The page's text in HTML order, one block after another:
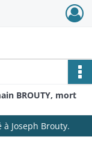
BROUTY, mort
Joseph Brouty.